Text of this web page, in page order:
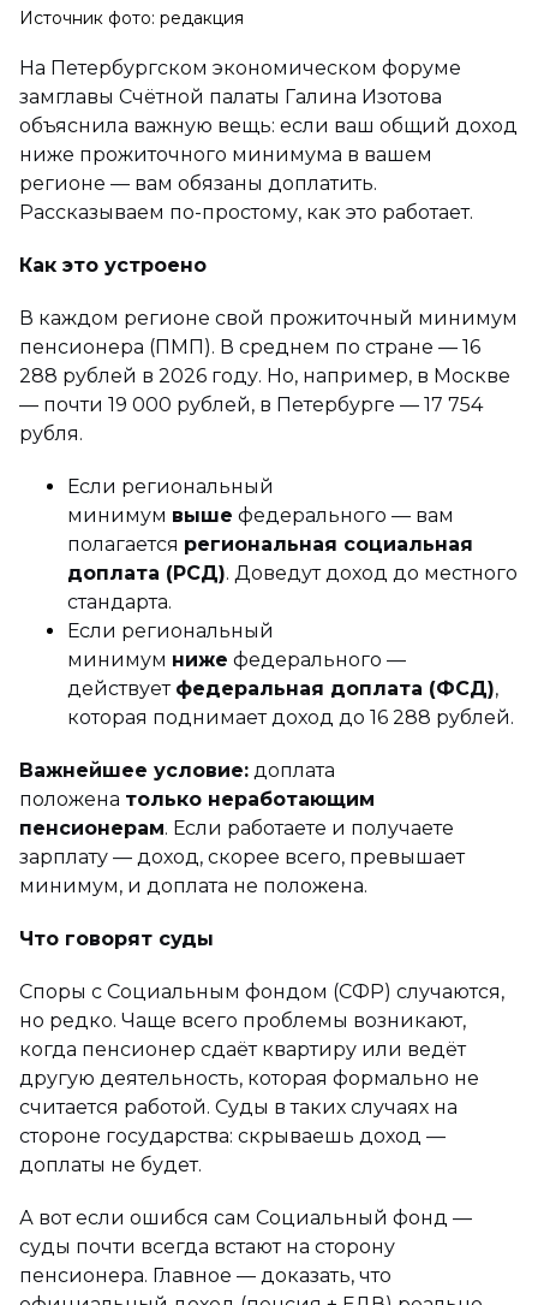
Источник фото: редакция
На Петербургском экономическом форуме
замглавы Счётной палаты Галина Изотова
объяснила важную вещь: если ваш общий доход
ниже прожиточного минимума в вашем
регионе — вам обязаны доплатить.
Рассказываем по-простому, как это работает.
Как это устроено
В каждом регионе свой прожиточный минимум
пенсионера (ПМП). В среднем по стране — 16
288 рублей в 2026 году. Но, например, в Москве
— почти 19 000 рублей, в Петербурге — 17 754
рубля.
Если региональный
минимум выше федерального — вам
полагается региональная социальная
доплата (РСД). Доведут доход до местного
стандарта.
Если региональный
минимум ниже федерального —
действует федеральная доплата (ФСД),
которая поднимает доход до 16 288 рублей.
Важнейшее условие: доплата
положена только неработающим
пенсионерам. Если работаете и получаете
зарплату — доход, скорее всего, превышает
минимум, и доплата не положена.
Что говорят суды
Споры с Социальным фондом (СФР) случаются,
но редко. Чаще всего проблемы возникают,
когда пенсионер сдаёт квартиру или ведёт
другую деятельность, которая формально не
считается работой. Суды в таких случаях на
стороне государства: скрываешь доход —
доплаты не будет.
А вот если ошибся сам Социальный фонд —
суды почти всегда встают на сторону
пенсионера. Главное — доказать, что